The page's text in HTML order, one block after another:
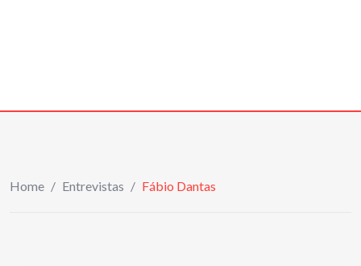
Home / Entrevistas / Fábio Dantas